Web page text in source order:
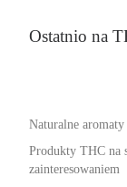
Ostatnio na
Naturalne
Produkty THC na
zainteresowaniem